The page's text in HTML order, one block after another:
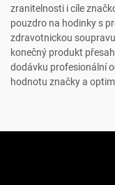
zranitelnosti i cíle
pouzdro na hodinky s
zdravotnickou
konečný produkt
dodávku profesionální
hodnotu značky a